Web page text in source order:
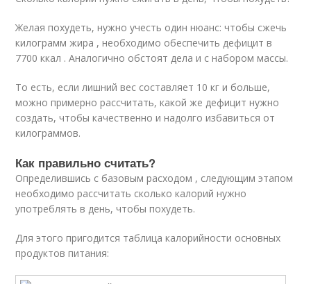
Желая похудеть, нужно учесть один нюанс: чтобы сжечь
килограмм жира , необходимо обеспечить дефицит в
7700 ккал . Аналогично обстоят дела и с набором массы.
То есть, если лишний вес составляет 10 кг и больше,
можно примерно рассчитать, какой же дефицит нужно
создать, чтобы качественно и надолго избавиться от
килограммов.
Как правильно считать?
Определившись с базовым расходом , следующим этапом
необходимо рассчитать сколько калорий нужно
употреблять в день, чтобы похудеть.
Для этого пригодится таблица калорийности основных
продуктов питания: